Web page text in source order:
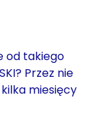
od takiego
Przez nie
miesięcy